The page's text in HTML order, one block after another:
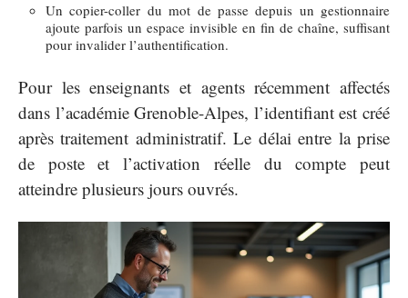
Un copier-coller du mot de passe depuis un gestionnaire
ajoute parfois un espace invisible en fin de chaîne, suffisant
pour invalider l’authentification.
Pour les enseignants et agents récemment affectés
dans l’académie Grenoble-Alpes, l’identifiant est créé
après traitement administratif. Le délai entre la prise
de poste et l’activation réelle du compte peut
atteindre plusieurs jours ouvrés.